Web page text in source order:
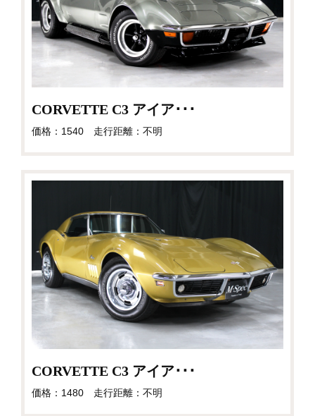
CORVETTE C3 アイア･･･
価格：1540 走行距離：不明
CORVETTE C3 アイア･･･
価格：1480 走行距離：不明